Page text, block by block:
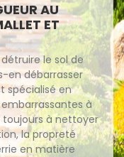
AU
ET
le sol de
en débarrasser
spécialisé en
à
toujours à nettoyer
la propreté
en matière